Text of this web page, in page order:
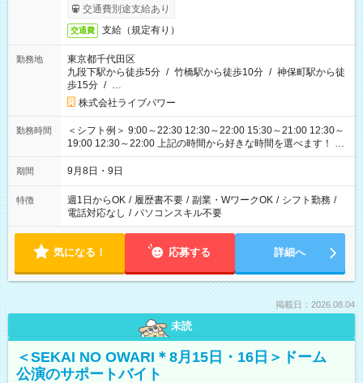
交通費別途支給あり
交通費 支給（規定有り）
勤務地
東京都千代田区
九段下駅から徒歩5分 / 竹橋駅から徒歩10分 / 神保町駅から徒
歩15分 / …
株式会社ライブパワー
勤務時間
＜シフト例＞ 9:00～22:30 12:30～22:00 15:30～21:00 12:30～
19:00 12:30～22:00 上記の時間から好きな時間を選べます！ ※
時間は変更となる可能性があります
期間 9月8日・9日
特徴 週1日からOK / 履歴書不要 / 副業・WワークOK / シフト勤務 /
電話対応なし / パソコンスキル不要
気になる！ 応募する 詳細へ
掲載日：2026.08.04
未読
＜SEKAI NO OWARI＊8月15日・16日＞ドーム
公演のサポートバイト